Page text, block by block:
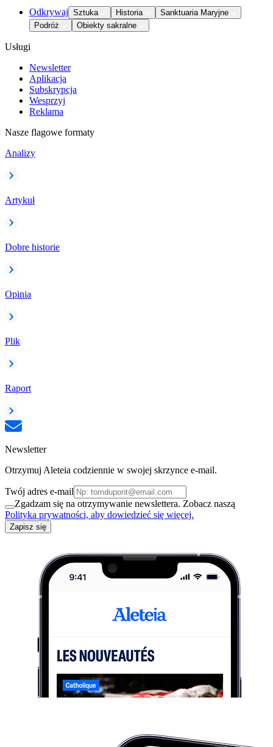
Odkrywaj Sztuka Historia
Sanktuaria Maryjne
Podróż
Obiekty sakralne
Usługi
Newsletter
Aplikacja
Subskrypcja
Wesprzyj
Reklama
Nasze flagowe formaty
Analizy
Artykuł
Dobre historie
Opinia
Plik
Raport
Newsletter
Otrzymuj Aleteia codziennie w swojej skrzynce e-mail.
Twój adres e-mail
Zgadzam się na otrzymywanie newslettera. Zobacz naszą
Polityka prywatności, aby dowiedzieć się więcej.
Zapisz się